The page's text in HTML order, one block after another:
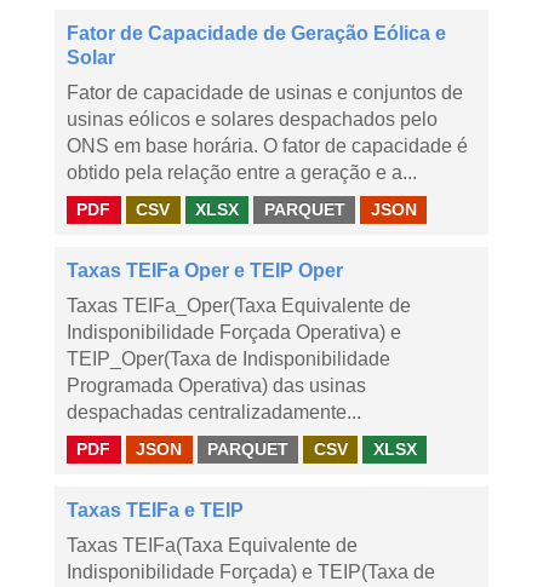
Fator de Capacidade de Geração Eólica e
Solar
Fator de capacidade de usinas e conjuntos de
usinas eólicos e solares despachados pelo
ONS em base horária. O fator de capacidade é
obtido pela relação entre a geração e a...
PDF CSV XLSX PARQUET JSON
Taxas TEIFa Oper e TEIP Oper
Taxas TEIFa_Oper(Taxa Equivalente de
Indisponibilidade Forçada Operativa) e
TEIP_Oper(Taxa de Indisponibilidade
Programada Operativa) das usinas
despachadas centralizadamente...
PDF JSON PARQUET CSV XLSX
Taxas TEIFa e TEIP
Taxas TEIFa(Taxa Equivalente de
Indisponibilidade Forçada) e TEIP(Taxa de